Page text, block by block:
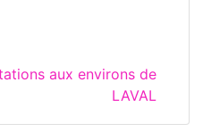
aux environs de
LAVAL